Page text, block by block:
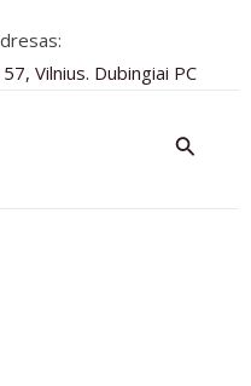
Vilnius. Dubingiai PC
Paieška